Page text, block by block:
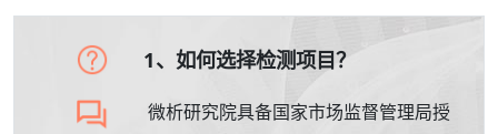
1、如何选择检测项目？
微析研究院具备国家市场监督管理局授